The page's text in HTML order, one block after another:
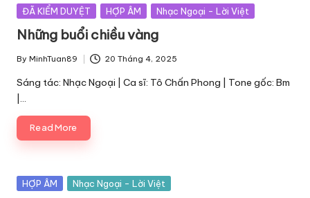
Posted
ĐÃ KIỂM DUYỆT HỢP ÂM Nhạc Ngoại - Lời Việt
Những buổi chiều vàng
Posted
by
By MinhTuan89 20 Tháng 4, 2025
Sáng tác: Nhạc Ngoại | Ca sĩ: Tô Chấn Phong | Tone gốc: Bm
|…
Read More
Posted
HỢP ÂM Nhạc Ngoại - Lời Việt